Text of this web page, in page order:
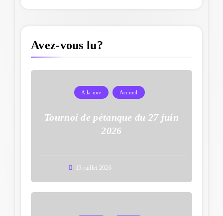
Avez-vous lu?
A la une Accueil
Tournoi de pétanque du 27 juin
2026
13 juillet 2026